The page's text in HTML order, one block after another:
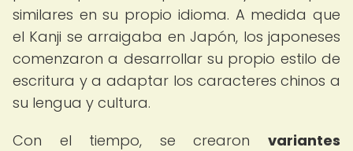
similares en su propio idioma. A medida que
el Kanji se arraigaba en Japón, los japoneses
comenzaron a desarrollar su propio estilo de
escritura y a adaptar los caracteres chinos a
su lengua y cultura.
Con el tiempo, se crearon variantes